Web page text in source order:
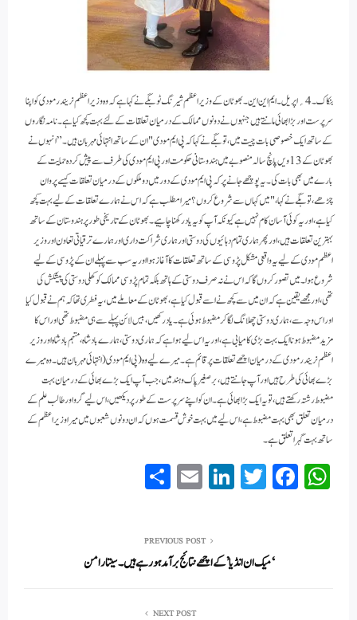
بنکاک ۔ 4؍ اپریل۔ ایم این این۔ بھوٹان کے وزیر اعظم شیرنگ ٹوبگے نے کہا ہے کہ وہ وزیر اعظم نریندر مودی کو اپنا
سرپرست اور بڑا بھائی مانتے ہیں جنہوں نے دونوں ممالک کے درمیان تعلقات کے لئے بہت کچھ کیا ہے۔ نامہ نگاروں
کے ساتھ ایک خصوصی بات چیت میں، توبگے نے کہا کہ پی ایم مودی "ان کے ساتھ انتہائی مہربان ہیں۔” انہوں نے
بھوٹان کے 13ویں پانچ سالہ منصوبے میں ہندوستانی حکومت اور پی ایم مودی کی طرف سے پیش کردہ حمایت کے
بارے میں بھی بات کی۔ یہ پوچھے جانے پر کہ پی ایم مودی کے دور میں دو ملکوں کے درمیان تعلقات کیسے پروان
چڑھے، توبگے نے کہا، "میں کہاں سے شروع کروں؟ میرا مطلب ہے کہ اس نے ہمارے تعلقات کے لیے بہت کچھ
کیا ہے، اور یہ کوئی آسان کام نہیں ہے کیونکہ آپ کو یہ یاد رکھنا چاہیے۔ بھوٹان کے تاریخی طور پر ہندوستان کے ساتھ
بہترین تعلقات ہیں، اور پھر ہماری تمام دہائیوں کی دوستی اور ہماری شراکت داری اور ہمارے ترقیاتی تعاون اور وزیر
اعظم مودی کے لیے یہ واقعی مشکل پڑوسی کے ساتھ تعلقات کا آغاز ہوا اور یہ سب سے پہلے ان کے پڑوسی کے لیے
شروع ہوا۔ میں تصور کروں گا کہ اس نے نہ صرف دوستی کے ہاتھ بلکہ تمام پڑوسی ممالک کو کھلی دوستی کی پیشکش کی
تھی، اور مجھے یقین ہے کہ ان میں سے کچھ نے اسے قبول کیا ہے، بھوٹان کے معاملے میں، یہ فطری تھا کہ ہم نے قبول کیا
اور اس وجہ سے، ہماری دوستی چھلانگ لگا کر مضبوط ہوئی ہے۔یاد رکھیں، بیس لائن پہلے سے ہی مضبوط تھی اور اس کا
مزید مضبوط ہونا ایک بہت بڑی کامیابی ہے، اور یہ اس لیے ہوا ہے کہ ہماری دوستی، ہمارے بادشاہ، مہتمم بادشاہ اور وزیر
اعظم نریندر مودی کے درمیان اچھے تعلقات پر قائم ہے۔ میرے لیے وہ (پی ایم مودی( انتہائی مہربان ہیں۔ وہ میرے
بڑے بھائی کی طرح ہیں اور آپ جانتے ہیں، برصغیر پاک و ہند میں، جب آپ ایک بڑے بھائی کے درمیان بہت
مضبوط رشتہ رکھتے ہیں، تو یہ ایک بڑا بھائی ہے۔ ان کو اپنے سرپرست کے طور پر دیکھیں، اس لیے گرو اور طالب علم کے
درمیان تعلق بھی بہت مضبوط ہے، اس لیے میں بہت خوش قسمت ہوں کہ ان دونوں شعبوں میں میرا وزیر اعظم کے
ساتھ بہت گہرا تعلق ہے۔
W
ha
Fa
ce
ok
T
wi
r
Li
nk
In
E
m
PREVIOUS POST
‘میک ان انڈیا’ کے اچھے نتائج برآمد ہو رہے ہیں۔ سیتارامن
NEXT POST